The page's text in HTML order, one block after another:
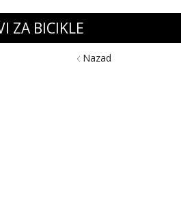
ZA BICIKLE
Nazad